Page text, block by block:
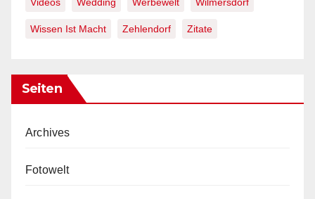
Videos Wedding Werbewelt Wilmersdorf
Wissen Ist Macht Zehlendorf Zitate
Seiten
Archives
Fotowelt